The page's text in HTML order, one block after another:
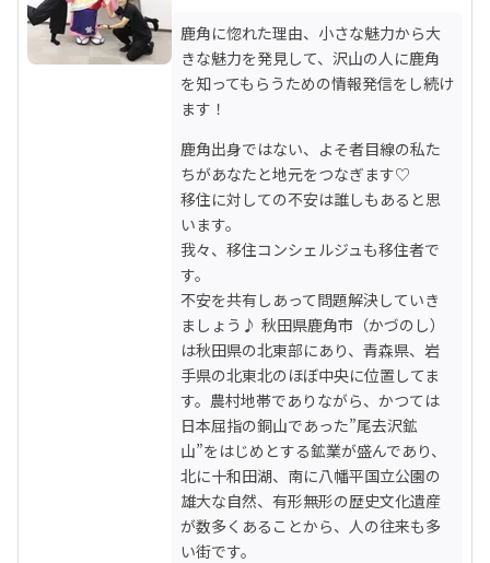
鹿角に惚れた理由、小さな魅力から大
きな魅力を発見して、沢山の人に鹿角
を知ってもらうための情報発信をし続け
ます！
鹿角出身ではない、よそ者目線の私た
ちがあなたと地元をつなぎます♡
移住に対しての不安は誰しもあると思
います。
我々、移住コンシェルジュも移住者で
す。
不安を共有しあって問題解決していき
ましょう♪ 秋田県鹿角市（かづのし）
は秋田県の北東部にあり、青森県、岩
手県の北東北のほぼ中央に位置してま
す。農村地帯でありながら、かつては
日本屈指の銅山であった”尾去沢鉱
山”をはじめとする鉱業が盛んであり、
北に十和田湖、南に八幡平国立公園の
雄大な自然、有形無形の歴史文化遺産
が数多くあることから、人の往来も多
い街です。